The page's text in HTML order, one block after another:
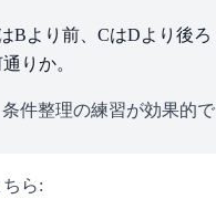
Bより前、CはDより後ろ
りか。
件整理の練習が効果的で
ら: